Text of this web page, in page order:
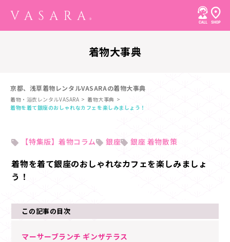
着物大事典
京都、浅草着物レンタルVASARAの着物大事典
着物・浴衣レンタルVASARA
着物大事典
着物を着て銀座のおしゃれなカフェを楽しみましょう！
【特集版】着物コラム 銀座 銀座 着物散策
着物を着て銀座のおしゃれなカフェを楽しみましょ
う！
この記事の目次
マーサーブランチ ギンザテラス